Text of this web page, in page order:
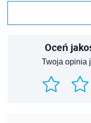
Oceń
Twoja opinia